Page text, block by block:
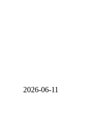
2026-06-11